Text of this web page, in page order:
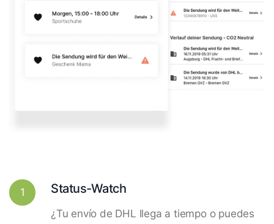
1 Status-Watch
¿Tu envío de DHL llega a tiempo o puedes